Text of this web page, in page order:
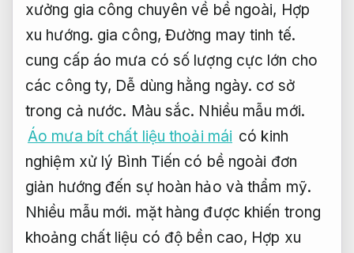
xưởng gia công chuyên về bề ngoài, Hợp
xu hướng. gia công,Đường may tinh tế.
cung cấp áo mưa có số lượng cực lớn cho
các công ty, Dễ dùng hằng ngày. cơ sở
trong cả nước. Màu sắc. Nhiều mẫu mới.
Áo mưa bít chất liệu thoải mái có kinh
nghiệm xử lý Bình Tiến có bề ngoài đơn
giản hướng đến sự hoàn hảo và thẩm mỹ.
Nhiều mẫu mới. mặt hàng được khiến trong
khoảng chất liệu có độ bền cao, Hợp xu